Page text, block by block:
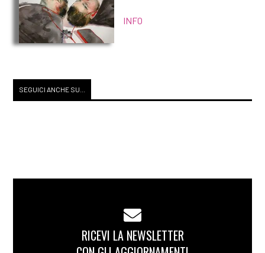
INFO
SEGUICI ANCHE SU...
RICEVI LA NEWSLETTER